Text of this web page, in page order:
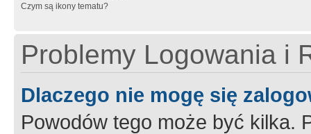
Czym są ikony tematu?
Problemy Logowania i
Dlaczego nie mogę się
Powodów tego może być kilka.